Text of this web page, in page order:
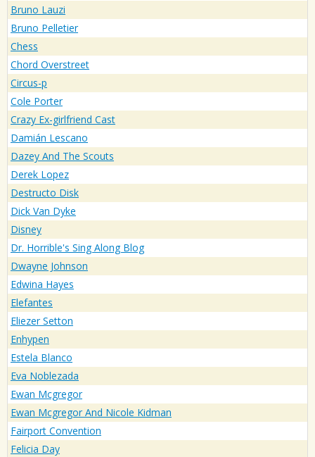
Bruno Lauzi
Bruno Pelletier
Chess
Chord Overstreet
Circus-p
Cole Porter
Crazy Ex-girlfriend Cast
Damián Lescano
Dazey And The Scouts
Derek Lopez
Destructo Disk
Dick Van Dyke
Disney
Dr. Horrible's Sing Along Blog
Dwayne Johnson
Edwina Hayes
Elefantes
Eliezer Setton
Enhypen
Estela Blanco
Eva Noblezada
Ewan Mcgregor
Ewan Mcgregor And Nicole Kidman
Fairport Convention
Felicia Day